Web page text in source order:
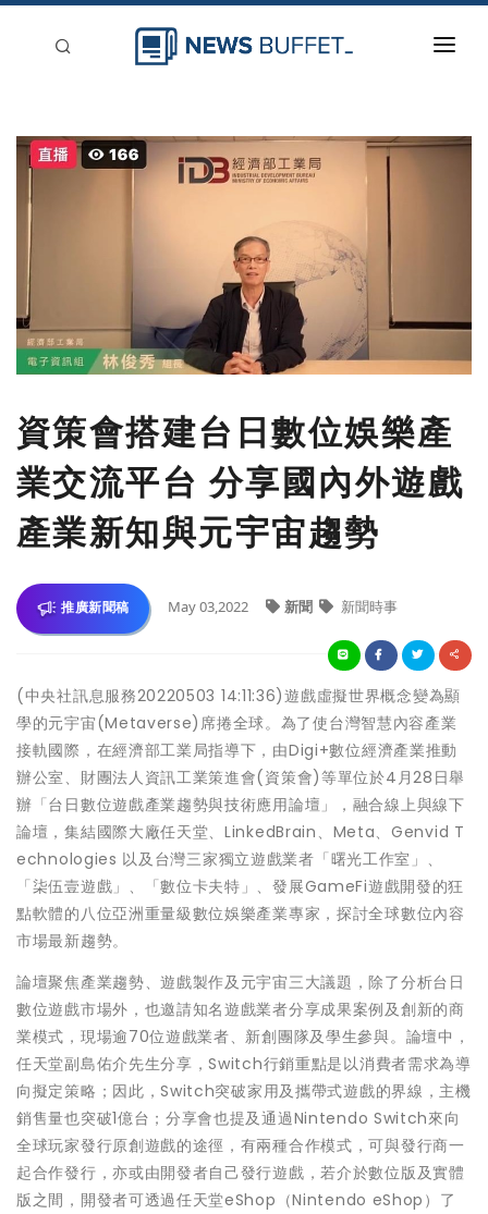
新聞稿分類
資策會搭建台日數位娛樂產
業交流平台 分享國內外遊戲
產業新知與元宇宙趨勢
推廣新聞稿 May 03,2022 新聞 新聞時事
(中央社訊息服務20220503 14:11:36)遊戲虛擬世界概念變為顯
學的元宇宙(Metaverse)席捲全球。為了使台灣智慧內容產業
接軌國際，在經濟部工業局指導下，由Digi+數位經濟產業推動
辦公室、財團法人資訊工業策進會(資策會)等單位於4月28日舉
辦「台日數位遊戲產業趨勢與技術應用論壇」，融合線上與線下
論壇，集結國際大廠任天堂、LinkedBrain、Meta、Genvid T
echnologies 以及台灣三家獨立遊戲業者「曙光工作室」、
「柒伍壹遊戲」、「數位卡夫特」、發展GameFi遊戲開發的狂
點軟體的八位亞洲重量級數位娛樂產業專家，探討全球數位內容
市場最新趨勢。
論壇聚焦產業趨勢、遊戲製作及元宇宙三大議題，除了分析台日
數位遊戲市場外，也邀請知名遊戲業者分享成果案例及創新的商
業模式，現場逾70位遊戲業者、新創團隊及學生參與。論壇中，
任天堂副島佑介先生分享，Switch行銷重點是以消費者需求為導
向擬定策略；因此，Switch突破家用及攜帶式遊戲的界線，主機
銷售量也突破1億台；分享會也提及通過Nintendo Switch來向
全球玩家發行原創遊戲的途徑，有兩種合作模式，可與發行商一
起合作發行，亦或由開發者自己發行遊戲，若介於數位版及實體
版之間，開發者可透過任天堂eShop（Nintendo eShop）了